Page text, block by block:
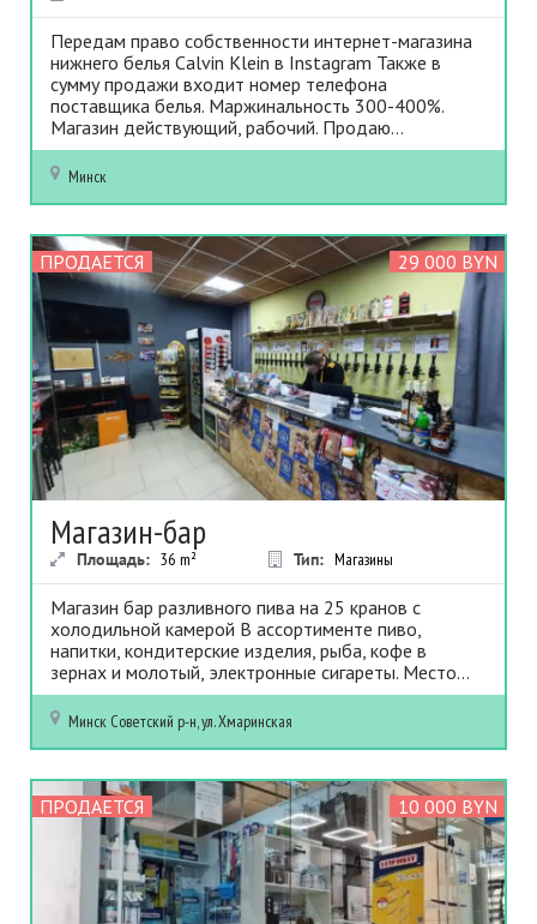
Передам право собственности интернет-магазина
нижнего белья Calvin Klein в Instagram Также в
сумму продажи входит номер телефона
поставщика белья. Маржинальность 300-400%.
Магазин действующий, рабочий. Продаю...
Минск
ПРОДАЕТСЯ 29 000 BYN
Магазин-бар
Площадь: 36 m² Тип: Магазины
Магазин бар разливного пива на 25 кранов с
холодильной камерой В ассортименте пиво,
напитки, кондитерские изделия, рыба, кофе в
зернах и молотый, электронные сигареты. Место...
Минск Советский р-н, ул. Хмаринская
ПРОДАЕТСЯ 10 000 BYN